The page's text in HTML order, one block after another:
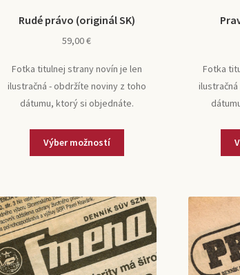
Rudé právo (originál SK)
59,00€
Fotka titulnej strany novín je len
ilustračná - obdržíte noviny z toho
dátumu, ktorý si objednáte.
Fotka